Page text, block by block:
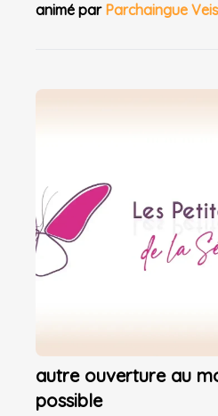
animé par Parchaingue
autre ouverture au
possible